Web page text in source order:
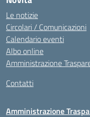
Le notizie
Circolari / Comunicazioni
Calendario eventi
Albo online
Amministrazione
Contatti
Amministrazione